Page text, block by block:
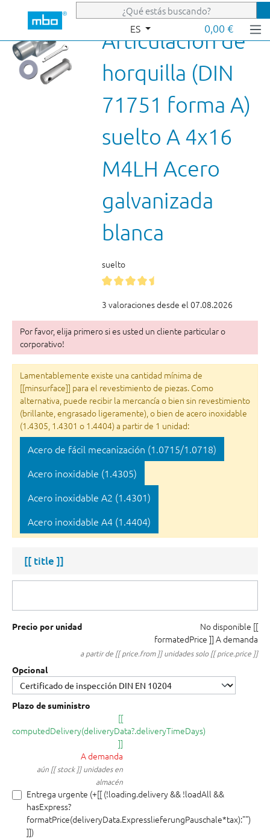
Saltar al contenido principal
ES 0,00 €
Articulación de
horquilla (DIN
71751 forma A)
suelto A 4x16
M4LH Acero
galvanizada
blanca
suelto
3 valoraciones desde el 07.08.2026
Por favor, elija primero si es usted un cliente particular o
corporativo!
Lamentablemente existe una cantidad mínima de
[[minsurface]] para el revestimiento de piezas. Como
alternativa, puede recibir la mercancía o bien sin revestimiento
(brillante, engrasado ligeramente), o bien de acero inoxidable
(1.4305, 1.4301 o 1.4404) a partir de 1 unidad:
Acero de fácil mecanización (1.0715/1.0718)
Acero inoxidable (1.4305)
Acero inoxidable A2 (1.4301)
Acero inoxidable A4 (1.4404)
[[ title ]]
Precio por unidad No disponible [[
formatedPrice ]] A demanda
a partir de [[ price.from ]] unidades solo [[ price.price ]]
Opcional
Plazo de suministro
[[
computedDelivery(deliveryData?.deliveryTimeDays)
]]
A demanda
aún [[ stock ]] unidades en
almacén
Entrega urgente (+[[ (!loading.delivery && !loadAll &&
hasExpress?
formatPrice(deliveryData.ExpresslieferungPauschale*tax):"")
]])